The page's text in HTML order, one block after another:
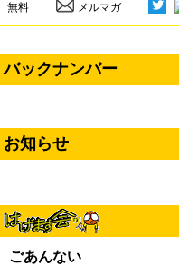
無料 メルマガ
バックナンバー
お知らせ
ごあんない